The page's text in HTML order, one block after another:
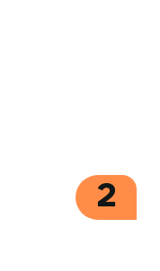
2